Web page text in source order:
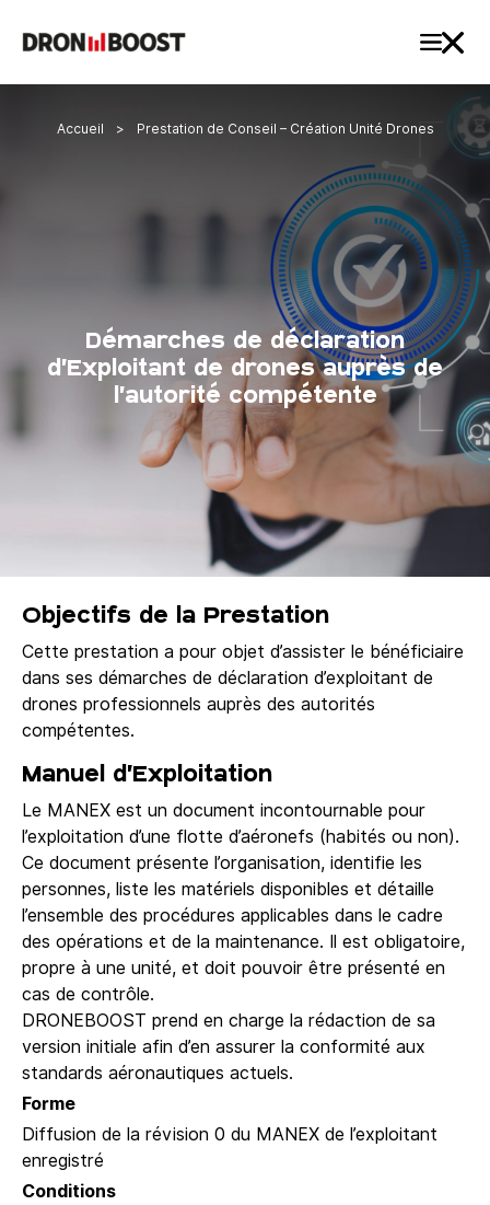
Accueil > Prestation de Conseil – Création Unité Drones
Démarches de déclaration
d’Exploitant de drones auprès de
l’autorité compétente
Objectifs de la Prestation
Cette prestation a pour objet d’assister le bénéficiaire
dans ses démarches de déclaration d’exploitant de
drones professionnels auprès des autorités
compétentes.
Manuel d’Exploitation
Le MANEX est un document incontournable pour
l’exploitation d’une flotte d’aéronefs (habités ou non).
Ce document présente l’organisation, identifie les
personnes, liste les matériels disponibles et détaille
l’ensemble des procédures applicables dans le cadre
des opérations et de la maintenance. Il est obligatoire,
propre à une unité, et doit pouvoir être présenté en
cas de contrôle.
DRONEBOOST prend en charge la rédaction de sa
version initiale afin d’en assurer la conformité aux
standards aéronautiques actuels.
Forme
Diffusion de la révision 0 du MANEX de l’exploitant
enregistré
Conditions